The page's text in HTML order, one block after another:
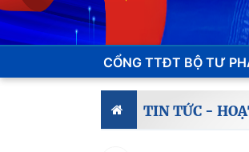
CỔNG TTĐT BỘ TƯ
TIN TỨC -